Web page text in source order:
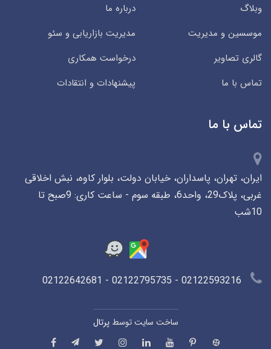
وبلاگ
درباره ما
موسسین و مدیریت
مدیریت بازاریابی و سئو
گالری تصاویر
درخواست همکاری
تماس با ما
پیشنهادات و انتقادات
تماس با ما
ایران، تهران، پاسداران، خیابان دولت، بلوار کاوه، نبش اخلاقی
غربی، پلاک29، واحد6، طبقه سوم - ساعت کاری: 9صبح تا
10شب
ساخت سایت توسطپرتال